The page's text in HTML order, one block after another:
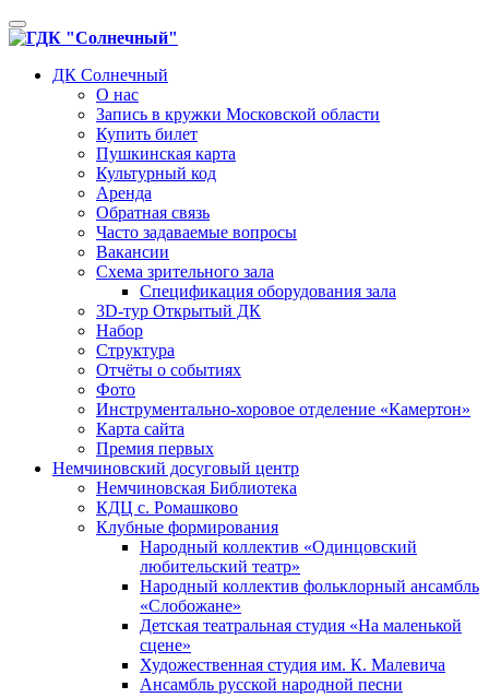
Toggle
navigation
ДК Солнечный
О нас
Запись в кружки Московской области
Купить билет
Пушкинская карта
Культурный код
Аренда
Обратная связь
Часто задаваемые вопросы
Вакансии
Схема зрительного зала
Спецификация оборудования зала
3D-тур Открытый ДК
Набор
Структура
Отчёты о событиях
Фото
Инструментально-хоровое отделение «Камертон»
Карта сайта
Премия первых
Немчиновский досуговый центр
Немчиновская Библиотека
КДЦ с. Ромашково
Клубные формирования
Народный коллектив «Одинцовский
любительский театр»
Народный коллектив фольклорный ансамбль
«Слобожане»
Детская театральная студия «На маленькой
сцене»
Художественная студия им. К. Малевича
Ансамбль русской народной песни